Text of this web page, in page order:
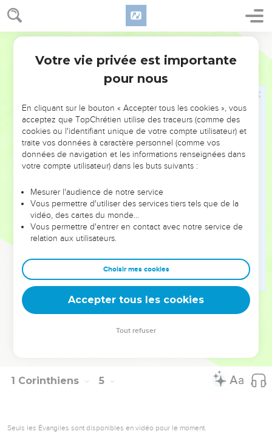
1 Corinthiens 4
en Christ, vous n’avez cependant qu’un seul père. Car c’est
moi qui vous ai fait naître à la foi en Jésus-Christ en vous
annonçant la Bonne Nouvelle.
Je vous invite donc à suivre mon exemple.
C’est dans cette intention que je vous ai envoyé
vous rappellera les principes de vie chrétienne qui sont les
miens, tels que je les enseigne partout dans toutes les
Eglises.
Pensant que désormais je ne reviendrai plus chez vous,
certains se sont mis à jouer les importants.
Mais, si le Seigneur le veut, j’irai très prochainement vous
voir et alors je me rendrai compte, non pas des beaux
discours que ces prétentieux peuvent tenir, mais de ce dont
ils sont capables.
puissance.
Que préférez-vous ? Que je vienne chez vous avec un
bâton, ou avec un esprit d’amour et de douceur ?
La Bible Du Semeur Copyright © 1992, 1999 by Biblica, Inc.® Used by permission.
1 Corinthiens 5
Seuls les Évangiles sont disponibles en vidéo pour le moment.
Votre vie privée est importante
pour nous
En cliquant sur le bouton « Accepter tous les cookies », vous
acceptez que TopChrétien utilise des traceurs (comme des
cookies ou l'identifiant unique de votre compte utilisateur) et
traite vos données à caractère personnel (comme vos
données de navigation et les informations renseignées dans
votre compte utilisateur) dans les buts suivants :
Mesurer l'audience de notre service
Vous permettre d'utiliser des services tiers tels que de la
vidéo, des cartes du monde…
Vous permettre d'entrer en contact avec notre service de
relation aux utilisateurs.
Choisir mes cookies
Accepter tous les cookies
Tout refuser